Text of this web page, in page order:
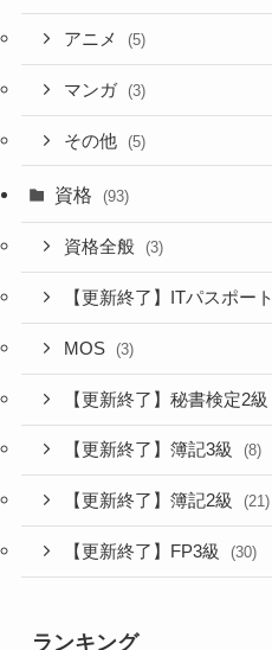
アニメ (5)
マンガ (3)
その他 (5)
資格 (93)
資格全般 (3)
【更新終了】ITパスポート
MOS (3)
【更新終了】秘書検定2級
【更新終了】簿記3級 (8)
【更新終了】簿記2級 (21)
【更新終了】FP3級 (30)
ランキング